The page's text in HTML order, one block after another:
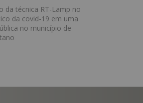
da técnica RT-Lamp no
da covid-19 em uma
no município de